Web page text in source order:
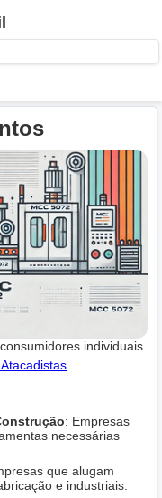
individuais.
: Empresas
necessárias
que alugam
e industriais.